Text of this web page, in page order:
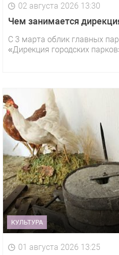
02 августа 2026 13:30
Чем занимается
С 3 марта облик главных
«Дирекция городских
КУЛЬТУРА
01 августа 2026 13:25